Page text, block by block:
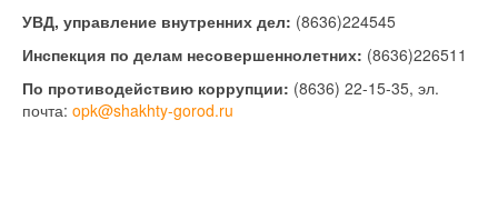
УВД, управление внутренних дел: (8636)224545
Инспекция по делам несовершеннолетних: (8636)226511
По противодействию коррупции: (8636) 22-15-35, эл.
почта: opk@shakhty-gorod.ru